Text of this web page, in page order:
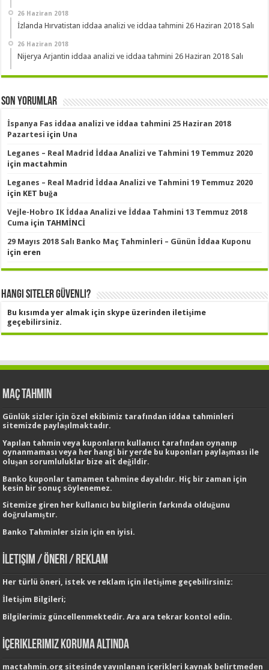
26 Haziran 2018
İzlanda Hırvatistan iddaa analizi ve iddaa tahmini 26 Haziran 2018 Salı
26 Haziran 2018
Nijerya Arjantin iddaa analizi ve iddaa tahmini 26 Haziran 2018 Salı
Son Yorumlar
İspanya Fas iddaa analizi ve iddaa tahmini 25 Haziran 2018
Pazartesi için Una
Leganes – Real Madrid İddaa Analizi ve Tahmini 19 Temmuz 2020
için mactahmin
Leganes – Real Madrid İddaa Analizi ve Tahmini 19 Temmuz 2020
için KET buğa
Vejle-Hobro IK İddaa Analizi ve İddaa Tahmini 13 Temmuz 2018
Cuma için TAHMİNCİ
29 Mayıs 2018 Salı Banko Maç Tahminleri – Günün İddaa Kuponu
için eren
Hangi Siteler Güvenli?
Bu kısımda yer almak için skype üzerinden iletişime
geçebilirsiniz.
Maç Tahmin
Günlük sizler için özel ekibimiz tarafından iddaa tahminleri
sitemizde paylaşılmaktadır.
Yapılan tahmin veya kuponların kullanıcı tarafından oynanıp
oynanmaması veya her hangi bir yerde bu kuponları paylaşması ile
oluşan sorumluluklar bize ait değildir.
Banko kuponlar tamamen tahmine dayalıdır. Hiç bir zaman için
kesin bir sonuç söylenemez.
Sitemize giren her kullanıcı bu bilgilerin farkında olduğunu
doğrulamıştır.
Banko Tahminler sizin için en iyisi.
İletişim / Öneri / Reklam
Her türlü öneri, istek ve reklam için iletişime geçebilirsiniz:
İletişim Bilgileri;
Bilgilerimiz güncellenmektedir. Ara ara tekrar kontol edin.
İçeriklerimiz Koruma Altında
mactahmin.org sitesinde yayınlanan içerikleri kaynak belirtmeden